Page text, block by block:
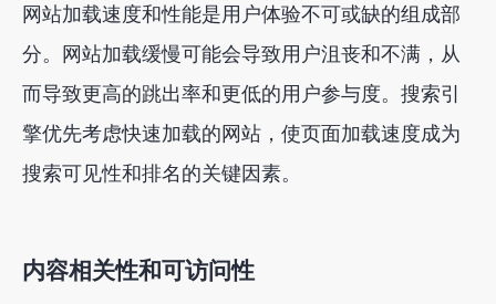
网站加载速度和性能是用户体验不可或缺的组成部
分。网站加载缓慢可能会导致用户沮丧和不满，从
而导致更高的跳出率和更低的用户参与度。搜索引
擎优先考虑快速加载的网站，使页面加载速度成为
搜索可见性和排名的关键因素。
内容相关性和可访问性